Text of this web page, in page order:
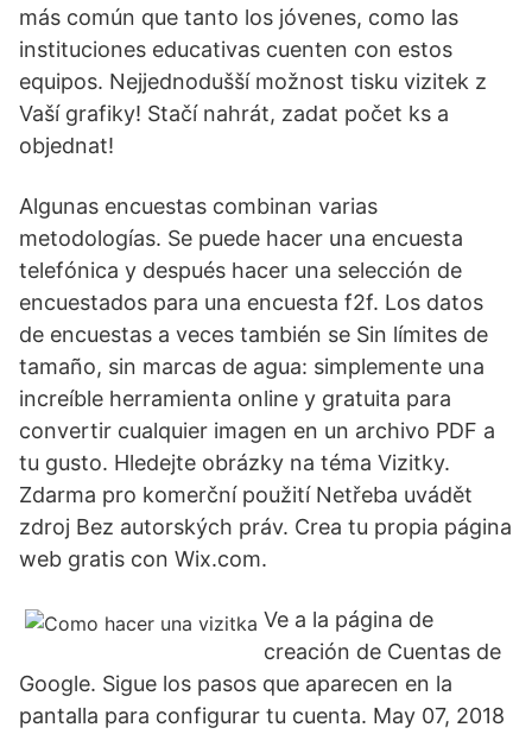
más común que tanto los jóvenes, como las
instituciones educativas cuenten con estos
equipos. Nejjednodušší možnost tisku vizitek z
Vaší grafiky! Stačí nahrát, zadat počet ks a
objednat!
Algunas encuestas combinan varias
metodologías. Se puede hacer una encuesta
telefónica y después hacer una selección de
encuestados para una encuesta f2f. Los datos
de encuestas a veces también se Sin límites de
tamaño, sin marcas de agua: simplemente una
increíble herramienta online y gratuita para
convertir cualquier imagen en un archivo PDF a
tu gusto. Hledejte obrázky na téma Vizitky.
Zdarma pro komerční použití Netřeba uvádět
zdroj Bez autorských práv. Crea tu propia página
web gratis con Wix.com.
Ve a la página de
creación de Cuentas de
Google. Sigue los pasos que aparecen en la
pantalla para configurar tu cuenta. May 07, 2018